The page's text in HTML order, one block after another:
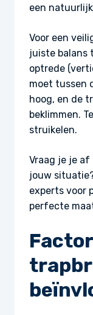
een
Voor een
juiste balans
optrede
moet tussen
hoog, en de
beklimmen.
struikelen.
Vraag je je
jouw
experts voor
perfecte